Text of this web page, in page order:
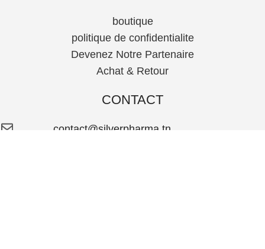
boutique
politique de confidentialite
Devenez Notre Partenaire
Achat & Retour
CONTACT
contact@silverpharma.tn